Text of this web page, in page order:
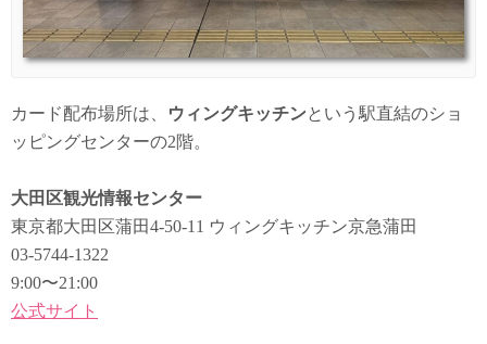
カード配布場所は、 ウィングキッチンという駅直結のショ
ッピングセンターの2階。
大田区観光情報センター
東京都大田区蒲田4-50-11 ウィングキッチン京急蒲田
03-5744-1322
9:00〜21:00
公式サイト